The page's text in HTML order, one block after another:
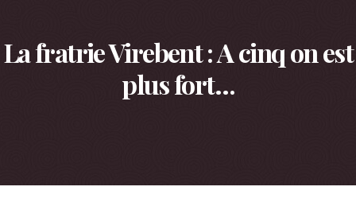
La fratrie Virebent : A cinq on est
plus fort…